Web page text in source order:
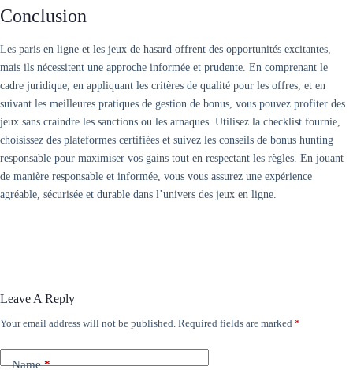
Conclusion
Les paris en ligne et les jeux de hasard offrent des opportunités excitantes,
mais ils nécessitent une approche informée et prudente. En comprenant le
cadre juridique, en appliquant les critères de qualité pour les offres, et en
suivant les meilleures pratiques de gestion de bonus, vous pouvez profiter des
jeux sans craindre les sanctions ou les arnaques. Utilisez la checklist fournie,
choisissez des plateformes certifiées et suivez les conseils de bonus hunting
responsable pour maximiser vos gains tout en respectant les règles. En jouant
de manière responsable et informée, vous vous assurez une expérience
agréable, sécurisée et durable dans l’univers des jeux en ligne.
Leave A Reply
Your email address will not be published. Required fields are marked *
Name*